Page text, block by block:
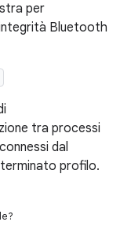
per
Bluetooth
tra processi
dal
profilo.